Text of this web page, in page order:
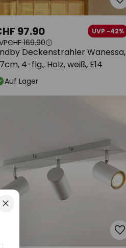
Deckenstrahler Wanessa,
4-flg., Holz, weiß, E14
97.90 UVP -42%
CHF 169.90
Auf Lager
Schliessen